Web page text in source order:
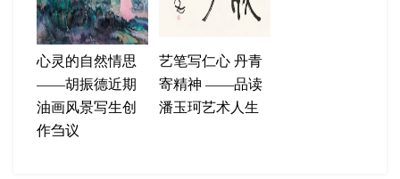
心灵的自然情思
——胡振德近期
油画风景写生创
作刍议
艺笔写仁心 丹青
寄精神 ——品读
潘玉珂艺术人生